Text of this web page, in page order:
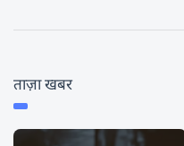
ताज़ा खबर